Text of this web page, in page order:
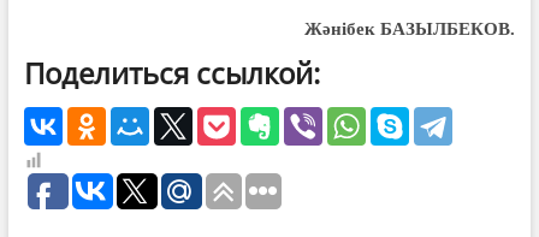
Жәнібек БАЗЫЛБЕКОВ.
Поделиться ссылкой: